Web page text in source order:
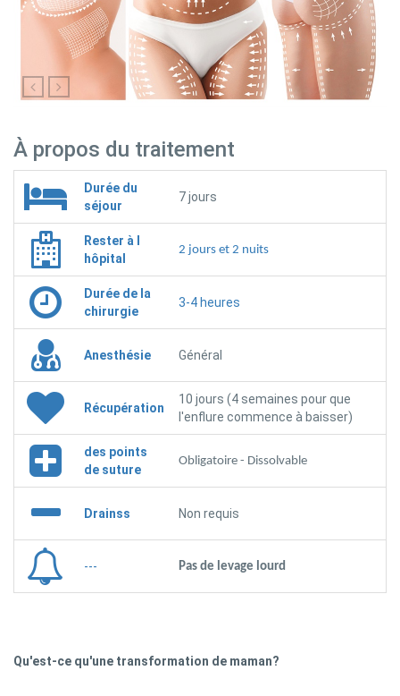
À propos du traitement
Durée du
séjour
7 jours
Rester à l
hôpital
2 jours et 2 nuits
Durée de la
chirurgie
3-4 heures
Anesthésie Général
Récupération
10 jours (4 semaines pour que
l'enflure commence à baisser)
des points
de suture
Obligatoire - Dissolvable
Drainss Non requis
--- Pas de levage lourd
Qu'est-ce qu'une transformation de maman?